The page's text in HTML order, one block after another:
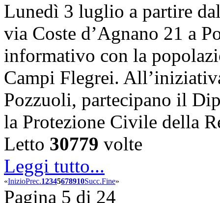
Lunedì 3 luglio a partire
via Coste d’Agnano 21 a
informativo con la
Campi Flegrei.
Pozzuoli, partecipano il
la Protezione Civile della
Letto 30779 volte
Leggi tutto...
«InizioPrec.12345678910Succ.Fine»
Pagina 5 di 24